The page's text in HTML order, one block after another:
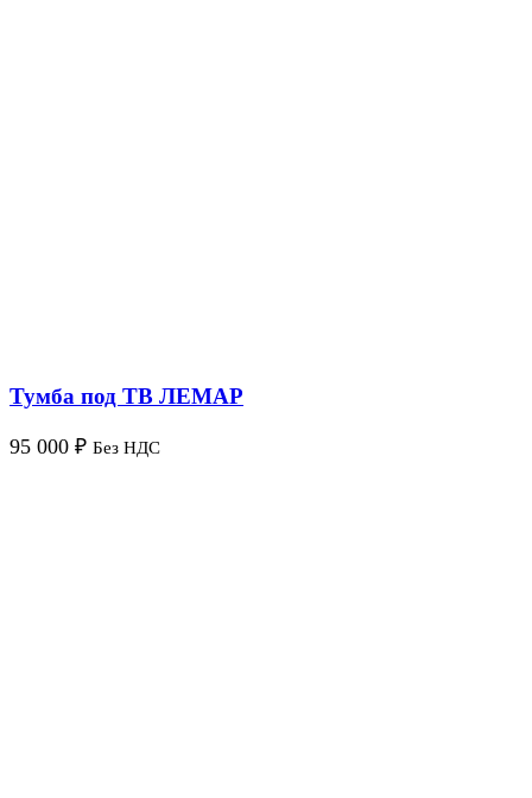
Тумба под ТВ ЛЕМАР
95 000 ₽ Без НДС